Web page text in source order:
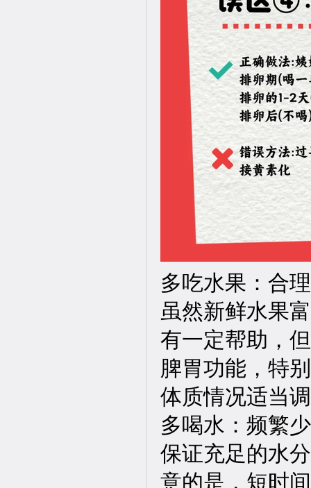
多吃水果：合
虽然新鲜水果
有一定帮助，
脾胃功能，特
体质情况适当
多喝水：频繁
保证充足的水
意的是，短时